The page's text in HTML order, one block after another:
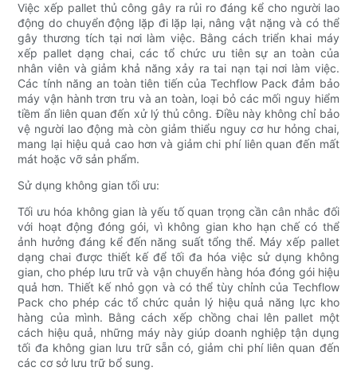
Việc xếp pallet thủ công gây ra rủi ro đáng kể cho người lao
động do chuyển động lặp đi lặp lại, nâng vật nặng và có thể
gây thương tích tại nơi làm việc. Bằng cách triển khai máy
xếp pallet dạng chai, các tổ chức ưu tiên sự an toàn của
nhân viên và giảm khả năng xảy ra tai nạn tại nơi làm việc.
Các tính năng an toàn tiên tiến của Techflow Pack đảm bảo
máy vận hành trơn tru và an toàn, loại bỏ các mối nguy hiểm
tiềm ẩn liên quan đến xử lý thủ công. Điều này không chỉ bảo
vệ người lao động mà còn giảm thiểu nguy cơ hư hỏng chai,
mang lại hiệu quả cao hơn và giảm chi phí liên quan đến mất
mát hoặc vỡ sản phẩm.
Sử dụng không gian tối ưu:
Tối ưu hóa không gian là yếu tố quan trọng cần cân nhắc đối
với hoạt động đóng gói, vì không gian kho hạn chế có thể
ảnh hưởng đáng kể đến năng suất tổng thể. Máy xếp pallet
dạng chai được thiết kế để tối đa hóa việc sử dụng không
gian, cho phép lưu trữ và vận chuyển hàng hóa đóng gói hiệu
quả hơn. Thiết kế nhỏ gọn và có thể tùy chỉnh của Techflow
Pack cho phép các tổ chức quản lý hiệu quả năng lực kho
hàng của mình. Bằng cách xếp chồng chai lên pallet một
cách hiệu quả, những máy này giúp doanh nghiệp tận dụng
tối đa không gian lưu trữ sẵn có, giảm chi phí liên quan đến
các cơ sở lưu trữ bổ sung.